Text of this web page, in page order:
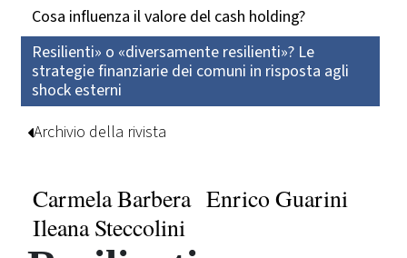
Cosa influenza il valore del cash holding?
Resilienti» o «diversamente resilienti»? Le
strategie finanziarie dei comuni in risposta agli
shock esterni
Archivio della rivista
Carmela Barbera Enrico Guarini
Ileana Steccolini